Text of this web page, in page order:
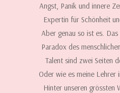
Angst, Panik und innere
Expertin für Schönheit
Aber genau so ist es.
Paradox des
Talent sind zwei Seiten
Oder wie es meine Lehrer
Hinter unseren grössten